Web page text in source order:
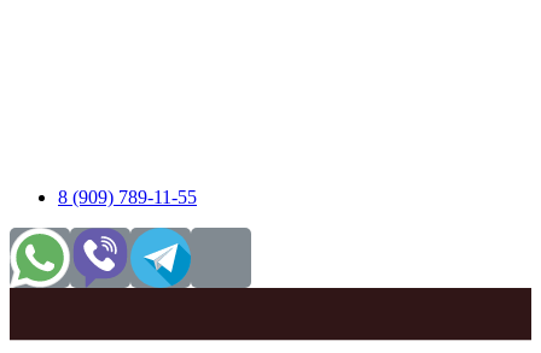
8 (909) 789-11-55